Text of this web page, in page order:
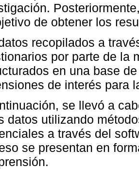
de obtener los
recopilados a
por parte de la
en una base
de interés para
se llevó a
datos utilizando
a través del
se presentan en